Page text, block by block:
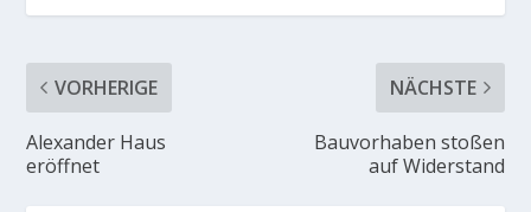
VORHERIGE
Alexander Haus
eröffnet
NÄCHSTE
Bauvorhaben stoßen
auf Widerstand